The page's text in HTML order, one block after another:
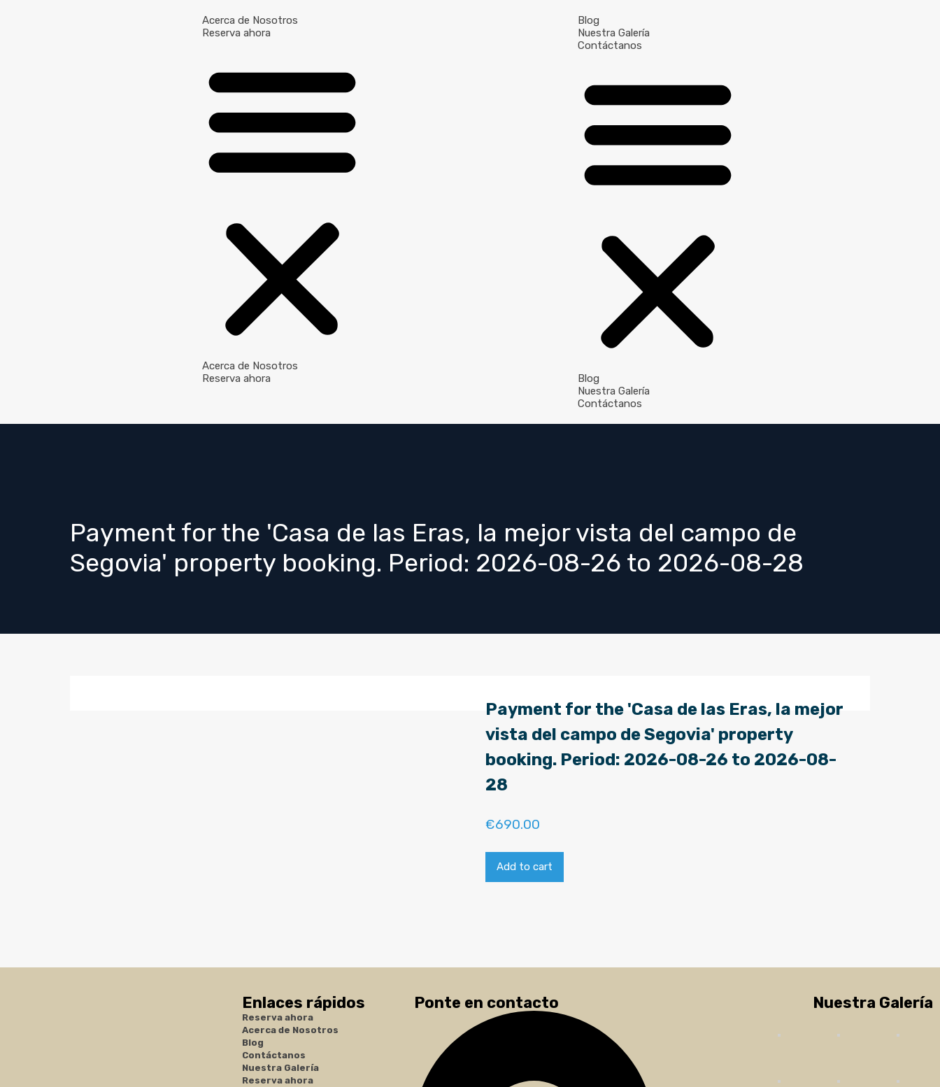
Acerca de Nosotros
Reserva ahora
Acerca de Nosotros
Reserva ahora
Blog
Nuestra Galería
Contáctanos
Blog
Nuestra Galería
Contáctanos
Payment for the 'Casa de las Eras, la mejor vista del campo de
Segovia' property booking. Period: 2026-08-26 to 2026-08-28
Payment for the 'Casa de las Eras, la mejor
vista del campo de Segovia' property
booking. Period: 2026-08-26 to 2026-08-
28
€690.00
Add to cart
Enlaces rápidos
Reserva ahora
Acerca de Nosotros
Blog
Contáctanos
Nuestra Galería
Reserva ahora
Ponte en contacto Nuestra Galería